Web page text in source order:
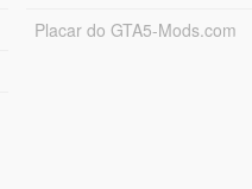
Placar do GTA5-Mods.com